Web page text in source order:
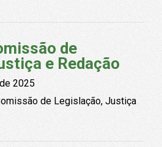
de
e Redação
2025
de Legislação, Justiça